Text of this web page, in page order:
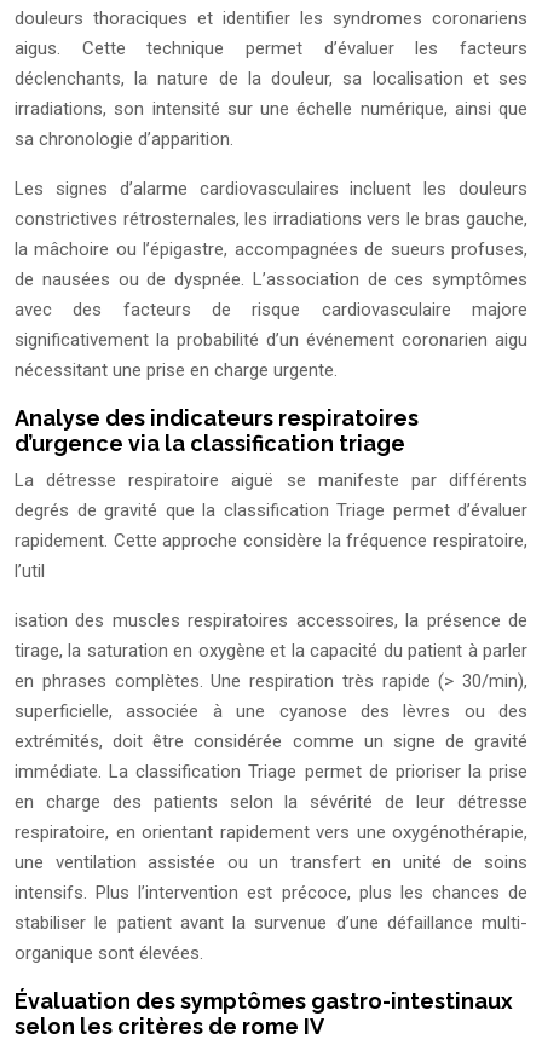
douleurs thoraciques et identifier les syndromes coronariens
aigus. Cette technique permet d’évaluer les facteurs
déclenchants, la nature de la douleur, sa localisation et ses
irradiations, son intensité sur une échelle numérique, ainsi que
sa chronologie d’apparition.
Les signes d’alarme cardiovasculaires incluent les douleurs
constrictives rétrosternales, les irradiations vers le bras gauche,
la mâchoire ou l’épigastre, accompagnées de sueurs profuses,
de nausées ou de dyspnée. L’association de ces symptômes
avec des facteurs de risque cardiovasculaire majore
significativement la probabilité d’un événement coronarien aigu
nécessitant une prise en charge urgente.
Analyse des indicateurs respiratoires
d’urgence via la classification triage
La détresse respiratoire aiguë se manifeste par différents
degrés de gravité que la classification Triage permet d’évaluer
rapidement. Cette approche considère la fréquence respiratoire,
l’util
isation des muscles respiratoires accessoires, la présence de
tirage, la saturation en oxygène et la capacité du patient à parler
en phrases complètes. Une respiration très rapide (> 30/min),
superficielle, associée à une cyanose des lèvres ou des
extrémités, doit être considérée comme un signe de gravité
immédiate. La classification Triage permet de prioriser la prise
en charge des patients selon la sévérité de leur détresse
respiratoire, en orientant rapidement vers une oxygénothérapie,
une ventilation assistée ou un transfert en unité de soins
intensifs. Plus l’intervention est précoce, plus les chances de
stabiliser le patient avant la survenue d’une défaillance multi-
organique sont élevées.
Évaluation des symptômes gastro-intestinaux
selon les critères de rome IV